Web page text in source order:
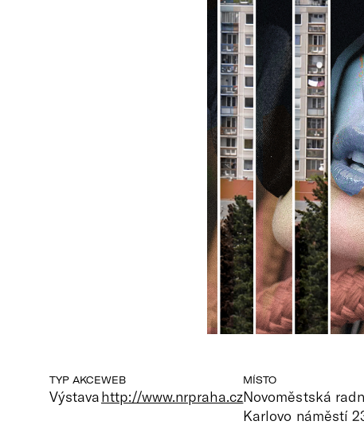
TYP AKCE
Výstava
WEB
http://www.nrpraha.cz
MÍSTO
Novoměstská
Karlovo náměstí